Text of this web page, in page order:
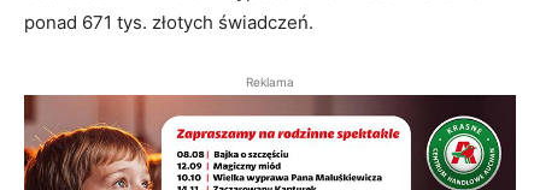
ponad 671 tys. złotych świadczeń.
Reklama